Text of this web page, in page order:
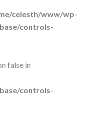
celesth/www/wp-
controls-
false in
controls-